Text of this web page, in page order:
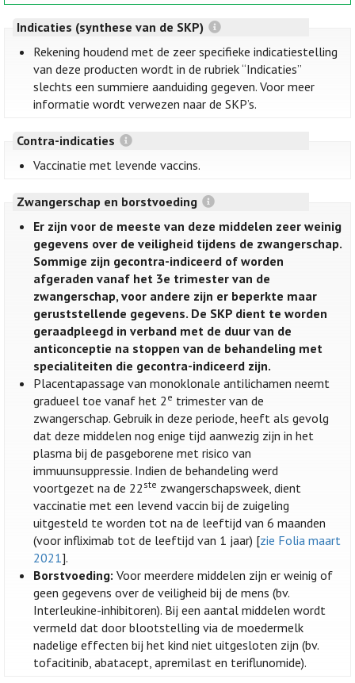
Indicaties (synthese van de SKP)
Rekening houdend met de zeer specifieke indicatiestelling
van deze producten wordt in de rubriek “Indicaties”
slechts een summiere aanduiding gegeven. Voor meer
informatie wordt verwezen naar de SKP’s.
Contra-indicaties
Vaccinatie met levende vaccins.
Zwangerschap en borstvoeding
Er zijn voor de meeste van deze middelen zeer weinig
gegevens over de veiligheid tijdens de zwangerschap.
Sommige zijn gecontra-indiceerd of worden
afgeraden vanaf het 3e trimester van de
zwangerschap, voor andere zijn er beperkte maar
geruststellende gegevens. De SKP dient te worden
geraadpleegd in verband met de duur van de
anticonceptie na stoppen van de behandeling met
specialiteiten die gecontra-indiceerd zijn.
Placentapassage van monoklonale antilichamen neemt
gradueel toe vanaf het 2 e trimester van de
zwangerschap. Gebruik in deze periode, heeft als gevolg
dat deze middelen nog enige tijd aanwezig zijn in het
plasma bij de pasgeborene met risico van
immuunsuppressie. Indien de behandeling werd
voortgezet na de 22 ste zwangerschapsweek, dient
vaccinatie met een levend vaccin bij de zuigeling
uitgesteld te worden tot na de leeftijd van 6 maanden
(voor infliximab tot de leeftijd van 1 jaar) [zie Folia maart
2021].
Borstvoeding: Voor meerdere middelen zijn er weinig of
geen gegevens over de veiligheid bij de mens (bv.
Interleukine-inhibitoren). Bij een aantal middelen wordt
vermeld dat door blootstelling via de moedermelk
nadelige effecten bij het kind niet uitgesloten zijn (bv.
tofacitinib, abatacept, apremilast en teriflunomide).